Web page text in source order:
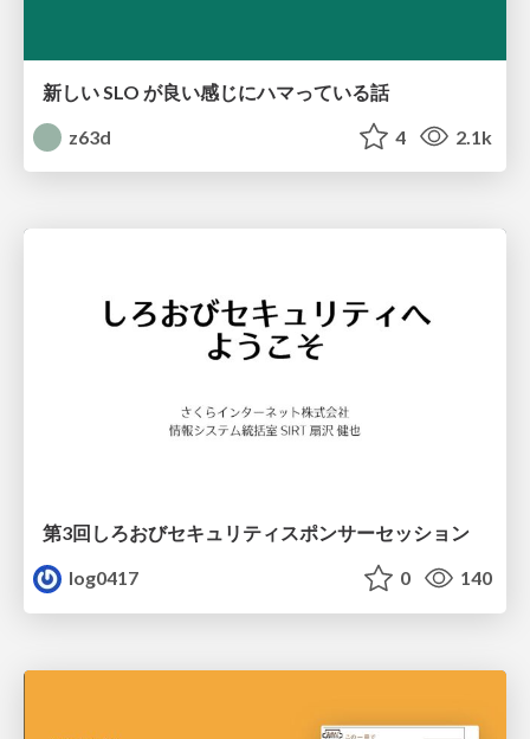
新しい SLO が良い感じにハマっている話
z63d
4 2.1k
第3回しろおびセキュリティスポンサーセッション
log0417
0 140